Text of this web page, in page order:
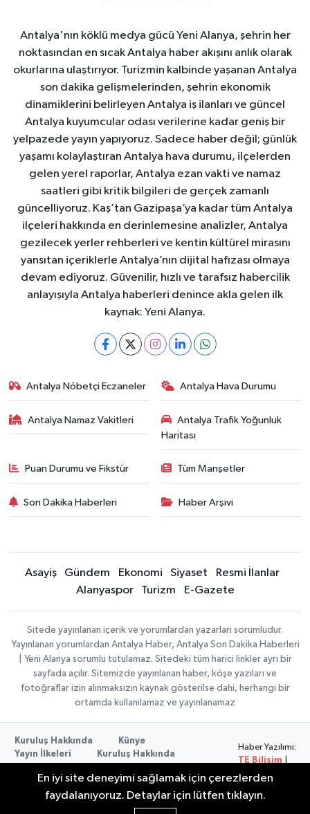
Antalya'nın köklü medya gücü Yeni Alanya, şehrin her
noktasından en sıcak Antalya haber akışını anlık olarak
okurlarına ulaştırıyor. Turizmin kalbinde yaşanan Antalya
son dakika gelişmelerinden, şehrin ekonomik
dinamiklerini belirleyen Antalya iş ilanları ve güncel
Antalya kuyumcular odası verilerine kadar geniş bir
yelpazede yayın yapıyoruz. Sadece haber değil; günlük
yaşamı kolaylaştıran Antalya hava durumu, ilçelerden
gelen yerel raporlar, Antalya ezan vakti ve namaz
saatleri gibi kritik bilgileri de gerçek zamanlı
güncelliyoruz. Kaş’tan Gazipaşa’ya kadar tüm Antalya
ilçeleri hakkında en derinlemesine analizler, Antalya
gezilecek yerler rehberleri ve kentin kültürel mirasını
yansıtan içeriklerle Antalya’nın dijital hafızası olmaya
devam ediyoruz. Güvenilir, hızlı ve tarafsız habercilik
anlayışıyla Antalya haberleri denince akla gelen ilk
kaynak: Yeni Alanya.
Antalya Nöbetçi Eczaneler Antalya Hava Durumu
Antalya Namaz Vakitleri
Antalya Trafik Yoğunluk
Haritası
Puan Durumu ve Fikstür Tüm Manşetler
Son Dakika Haberleri Haber Arşivi
Asayiş Gündem Ekonomi Siyaset
Resmi İlanlar
Alanyaspor
Turizm E-Gazete
Sitede yayınlanan içerik ve yorumlardan yazarları sorumludur.
Yayınlanan yorumlardan Antalya Haber, Antalya Son Dakika Haberleri
| Yeni Alanya sorumlu tutulamaz. Sitedeki tüm harici linkler ayrı bir
sayfada açılır. Sitemizde yayınlanan haber, köşe yazıları ve
fotoğraflar izin alınmaksızın kaynak gösterilse dahi, herhangi bir
ortamda kullanılamaz ve yayınlanamaz
Kuruluş Hakkında
Künye
Yayın İlkeleri
Kuruluş Hakkında
Kullanım Şartları
Haber Yazılımı:
TE Bilişim
Copyright ©
En iyi site deneyimi sağlamak için çerezlerden
faydalanıyoruz. Detaylar için lütfen tıklayın.